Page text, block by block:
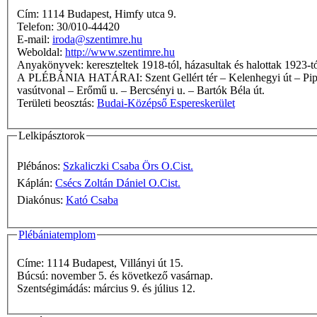
Cím: 1114 Budapest, Himfy utca 9.
Telefon: 30/010-44420
E-mail: iroda@szentimre.hu
Weboldal: http://www.szentimre.hu
Anyakönyvek: kereszteltek 1918-tól, házasultak és halottak
A PLÉBÁNIA HATÁRAI: Szent Gellért tér – Kelenhegyi út – Pipacs u. – Rezeda u. – Kelenhegyi u. – Somlói u. – Alsóhegy út – Avar u. – Hegyalja út – Budaörsi út – Kelenföldi pu.-Ferencváros pu.
vasútvonal – Erőmű u. – Bercsényi u. – Bartók Béla út.
Területi beosztás: Budai-Középső Espereskerület
Lelkipásztorok
Plébános: Szkaliczki Csaba Örs O.Cist.
Káplán: Csécs Zoltán Dániel O.Cist.
Diakónus: Kató Csaba
Plébániatemplom
Címe: 1114 Budapest, Villányi út 15.
Búcsú: november 5. és következő vasárnap.
Szentségimádás: március 9. és július 12.